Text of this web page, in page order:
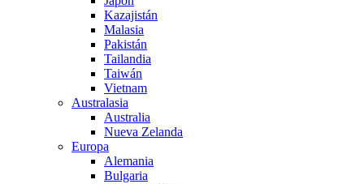
Kazajistán
Malasia
Pakistán
Tailandia
Taiwán
Vietnam
Australasia
Australia
Nueva Zelanda
Europa
Alemania
Bulgaria